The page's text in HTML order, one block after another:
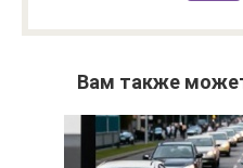
Вам также